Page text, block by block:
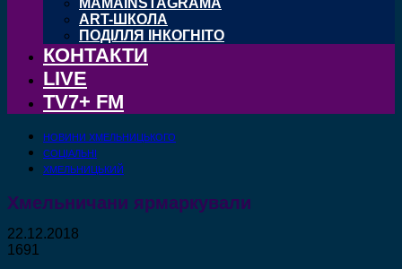
MAMAINSTAGRAMA
ART-ШКОЛА
ПОДІЛЛЯ ІНКОГНІТО
КОНТАКТИ
LIVE
TV7+ FM
НОВИНИ ХМЕЛЬНИЦЬКОГО
СОЦІАЛЬНІ
ХМЕЛЬНИЦЬКИЙ
Хмельничани ярмаркували
22.12.2018
1691